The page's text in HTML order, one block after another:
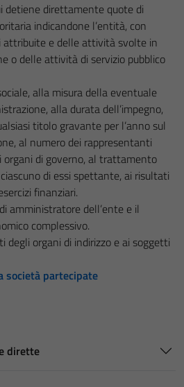
detiene direttamente quote di
indicandone l’entità, con
attribuite e delle attività svolte in
o delle attività di servizio pubblico
alla misura della eventuale
alla durata dell’impegno,
titolo gravante per l’anno sul
al numero dei rappresentanti
organi di governo, al trattamento
di essi spettante, ai risultati
finanziari.
amministratore dell’ente e il
complessivo.
degli organi di indirizzo e ai soggetti
società partecipate
dirette